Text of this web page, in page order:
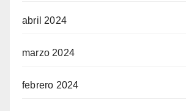
abril 2024
marzo 2024
febrero 2024